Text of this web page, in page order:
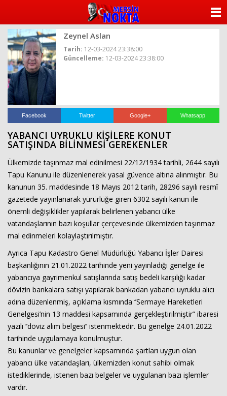
Zeynel Aslan
Tarih: 12-03-2024 23:38:00
Güncelleme: 12-03-2024 23:38:00
Facebook Twitter Google+ Whatsapp
YABANCI UYRUKLU KİŞİLERE KONUT
SATIŞINDA BİLİNMESİ GEREKENLER
Ülkemizde taşınmaz mal edinilmesi 22/12/1934 tarihli, 2644 sayılı
Tapu Kanunu ile düzenlenerek yasal güvence altına alınmıştır. Bu
kanunun 35. maddesinde 18 Mayıs 2012 tarih, 28296 sayılı resmî
gazetede yayınlanarak yürürlüğe giren 6302 sayılı kanun ile
önemli değişiklikler yapılarak belirlenen yabancı ülke
vatandaşlarının bazı koşullar çerçevesinde ülkemizden taşınmaz
mal edinmeleri kolaylaştırılmıştır.
Ayrıca Tapu Kadastro Genel Müdürlüğü Yabancı İşler Dairesi
başkanlığının 21.01.2022 tarihinde yeni yayınladığı genelge ile
yabancıya gayrimenkul satışlarında satış bedeli karşılığı kadar
dövizin bankalara satışı yapılarak bankadan yabancı uyruklu alıcı
adına düzenlenmiş, açıklama kısmında ‘’Sermaye Hareketleri
Genelgesi’nin 13 maddesi kapsamında gerçekleştirilmiştir” ibaresi
yazılı ‘’döviz alım belgesi’’ istenmektedir. Bu genelge 24.01.2022
tarihinde uygulamaya konulmuştur.
Bu kanunlar ve genelgeler kapsamında şartları uygun olan
yabancı ülke vatandaşları, ülkemizden konut sahibi olmak
istediklerinde, istenen bazı belgeler ve uygulanan bazı işlemler
vardır.
YAZARLAR
VİDEO GALERİ
KÜNYE
İLETİŞİM